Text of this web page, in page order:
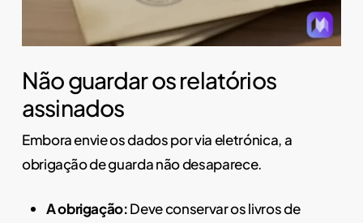
Não guardar os relatórios
assinados
Embora envie os dados por via eletrónica, a
obrigação de guarda não desaparece.
A obrigação:Deve conservar os livros de